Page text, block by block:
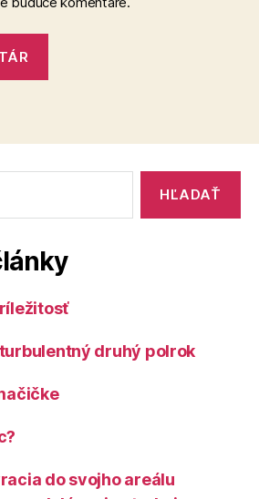
druhý polrok
do svojho areálu